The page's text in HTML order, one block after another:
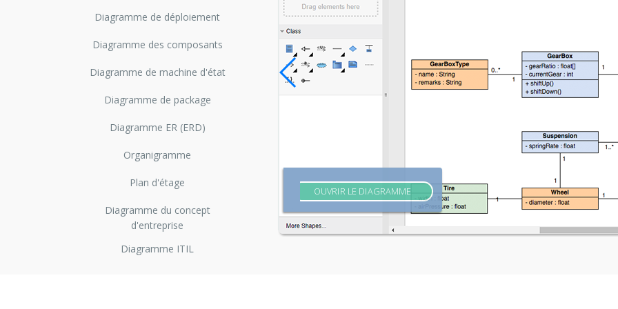
Diagramme de déploiement
Diagramme des composants
Diagramme de machine d'état
Diagramme de package
Diagramme ER (ERD)
Organigramme
Plan d'étage
Diagramme du concept
d'entreprise
Diagramme ITIL
OUVRIR LE DIAGRAMME